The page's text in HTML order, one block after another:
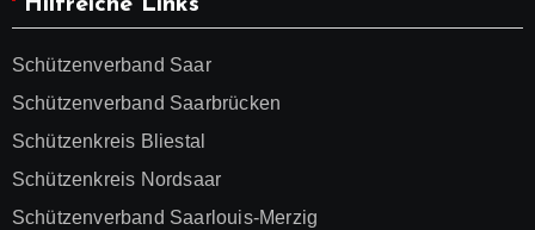
Hilfreiche Links
Schützenverband Saar
Schützenverband Saarbrücken
Schützenkreis Bliestal
Schützenkreis Nordsaar
Schützenverband Saarlouis-Merzig